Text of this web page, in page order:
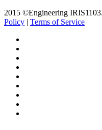
2015 ©Engineering
Policy | Terms of Service